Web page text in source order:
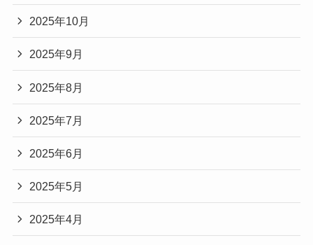
2025年10月
2025年9月
2025年8月
2025年7月
2025年6月
2025年5月
2025年4月